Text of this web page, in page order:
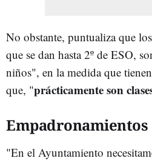
No obstante, puntualiza que
que se dan hasta 2º de ESO,
niños", en la medida que
que, "prácticamente son
Empadronamientos
"En el Ayuntamiento